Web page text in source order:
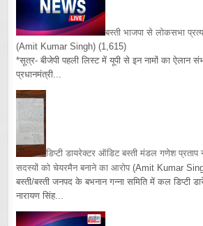
बस्ती भाजपा से लोकसभा
(Amit Kumar Singh) (1,615)
*सूत्र- बीजेपी पहली लिस्ट में यूपी से इन नामों का ऐलान
प्रधानमंत्री...
डिप्टी डायरेक्टर ऑडिट बस्ती मंडल गणेश प्रताप
सदस्यों को चेयरमैन बनाने का आरोप (Amit Kumar
बस्ती/बस्ती जनपद के बभनान गन्ना समिति में कल डिप्टी
नारायण सिंह...